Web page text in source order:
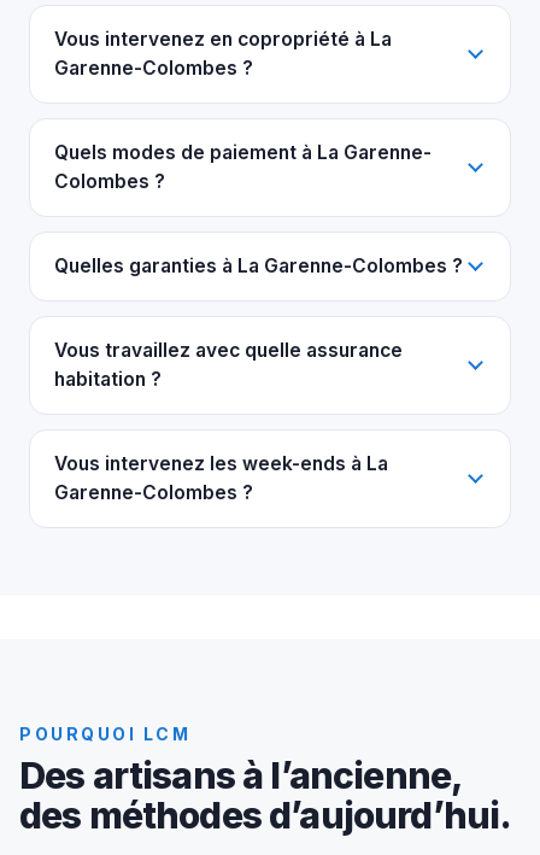
Vous intervenez en copropriété à La
Garenne-Colombes ?
Quels modes de paiement à La Garenne-
Colombes ?
Quelles garanties à La Garenne-Colombes ?
Vous travaillez avec quelle assurance
habitation ?
Vous intervenez les week-ends à La
Garenne-Colombes ?
POURQUOI LCM
Des artisans à l’ancienne,
des méthodes d’aujourd’hui.